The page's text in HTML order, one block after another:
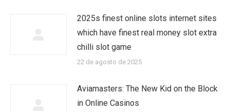
2025s finest online slots internet sites
which have finest real money slot extra
chilli slot game
22 de agosto de 2025
Aviamasters: The New Kid on the Block
in Online Casinos